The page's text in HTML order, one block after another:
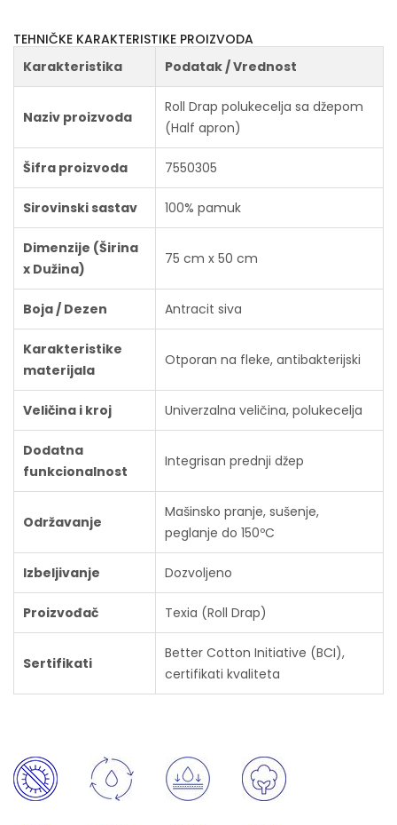
TEHNIČKE KARAKTERISTIKE PROIZVODA
Karakteristika
Podatak / Vrednost
Naziv proizvoda
Roll Drap polukecelja sa džepom
(Half apron)
Šifra proizvoda 7550305
Sirovinski sastav 100% pamuk
Dimenzije (Širina
x Dužina)
75 cm x 50 cm
Boja / Dezen Antracit siva
Karakteristike
materijala
Otporan na fleke, antibakterijski
Veličina i kroj Univerzalna veličina, polukecelja
Dodatna
funkcionalnost
Integrisan prednji džep
Održavanje
Mašinsko pranje, sušenje,
peglanje do 150ºC
Izbeljivanje Dozvoljeno
Proizvođač Texia (Roll Drap)
Sertifikati
Better Cotton Initiative (BCI),
certifikati kvaliteta